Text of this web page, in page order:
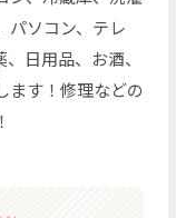
パソコン、テレ
日用品、お酒、
ます！修理などの